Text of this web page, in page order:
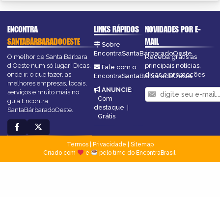
ENCONTRA
SANTABÁRBARADOOESTE
O melhor de Santa Bárbara
d’Oeste num só lugar! Dicas,
onde ir, o que fazer, as
melhores empresas, locais,
serviços e muito mais no
guia Encontra
SantaBárbaradoOeste.
LINKS RÁPIDOS
Sobre
EncontraSantaBárbaradoOeste
Fale com o
EncontraSantaBárbaradoOeste
ANUNCIE:
Com
destaque |
Grátis
NOVIDADES POR E-
MAIL
Receba grátis as
principais notícias,
dicas e promoções
Termos| Privacidade
Sitemap
Criado com
e pelo time do EncontraBrasil